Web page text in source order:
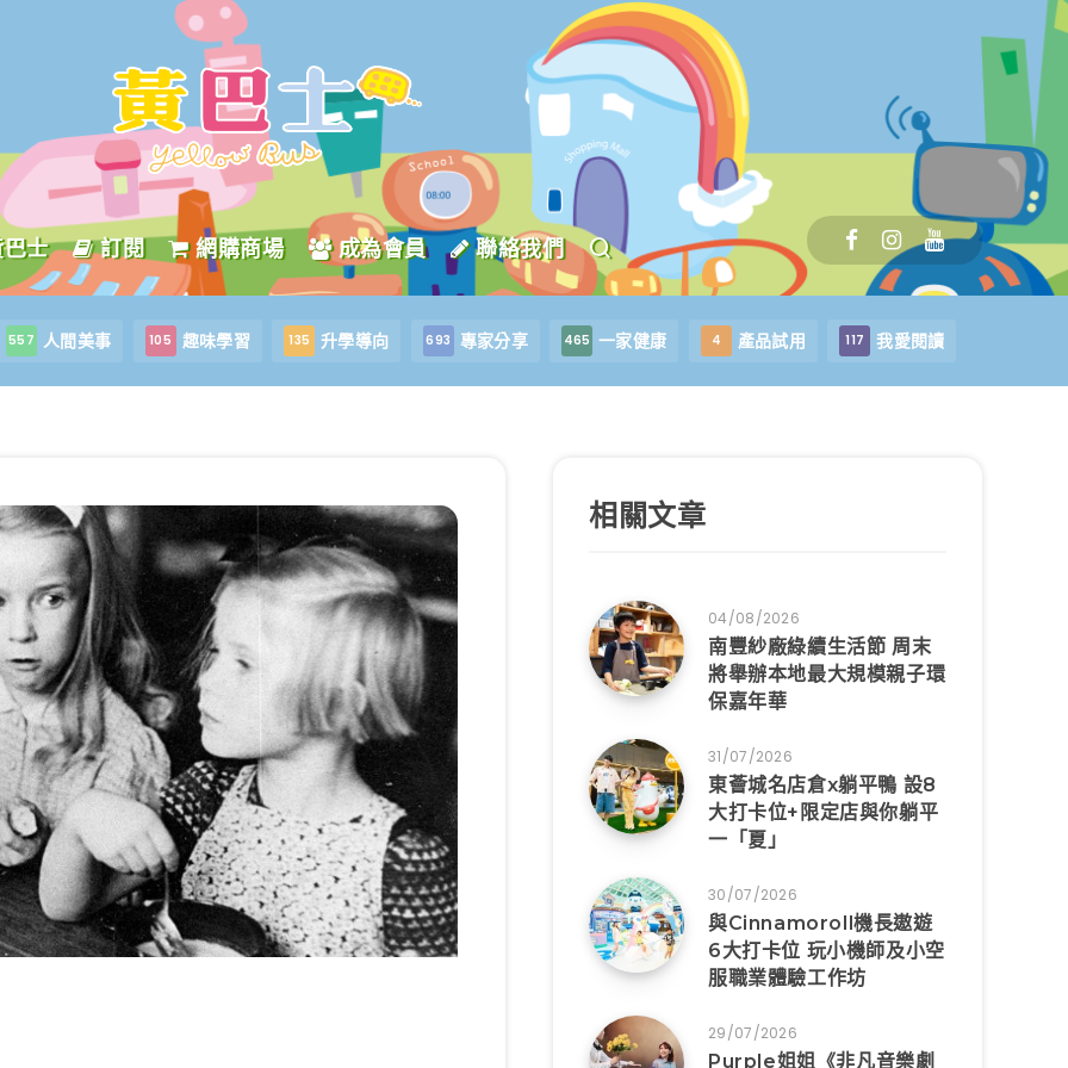
士 訂閱 網購商場 成為會員 聯絡我們
557 人間美事 105 趣味學習 135 升學導向 693 專家分享 465 一家健康 4 產品試用 117 我愛閱讀
相關文章
04/08/2026
南豐紗廠綠續生活節 周末
將舉辦本地最大規模親子環
保嘉年華
31/07/2026
東薈城名店倉x躺平鴨 設8
大打卡位+限定店與你躺平
一「夏」
30/07/2026
與Cinnamoroll機長遨遊
6大打卡位 玩小機師及小空
服職業體驗工作坊
29/07/2026
Purple姐姐《非凡音樂劇